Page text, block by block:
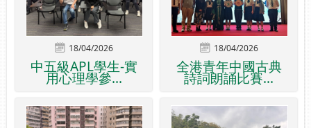
18/04/2026
中五級APL學生-實
用心理學參...
18/04/2026
全港青年中國古典
詩詞朗誦比賽...